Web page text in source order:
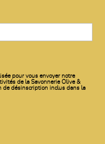
pour vous envoyer notre
de la Savonnerie Olive &
de désinscription inclus dans la